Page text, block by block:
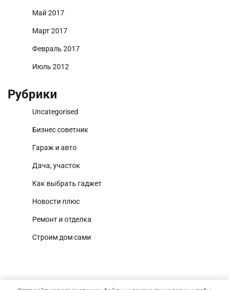
Май 2017
Март 2017
Февраль 2017
Июль 2012
Рубрики
Uncategorised
Бизнес советник
Гараж и авто
Дача, участок
Как выбрать гаджет
Новости плюс
Ремонт и отделка
Строим дом сами